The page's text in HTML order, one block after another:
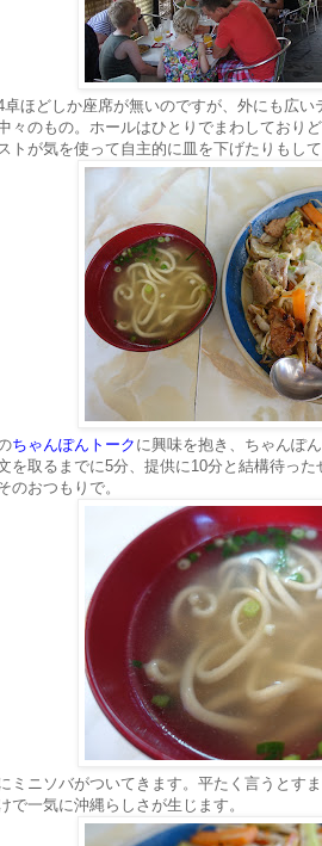
卓ほどしか座席が無いのですが、外にも広
々のもの。ホールはひとりでまわしており
トが気を使って自主的に皿を下げたりもし
ちゃんぽんトーク に興味を抱き、ちゃんぽ
を取るまでに5分、提供に10分と結構待っ
のおつもりで。
ミニソバがついてきます。平たく言うとす
で一気に沖縄らしさが生じます。